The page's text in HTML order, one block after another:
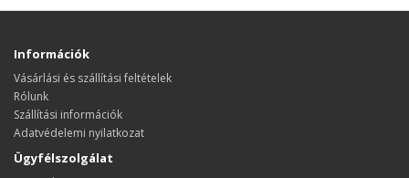
Információk
Vásárlási és szállítási feltételek
Rólunk
Szállítási információk
Adatvédelemi nyilatkozat
Ügyfélszolgálat